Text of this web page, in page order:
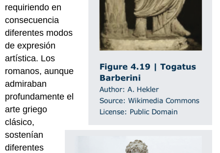
requiriendo en
consecuencia
diferentes modos
de expresión
artística. Los
romanos, aunque
admiraban
profundamente el
arte griego
clásico,
sostenían
diferentes